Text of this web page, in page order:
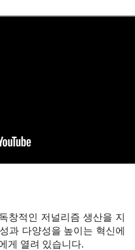
창적인 저널리즘 생산을 지
과 다양성을 높이는 혁신에
게 열려 있습니다.